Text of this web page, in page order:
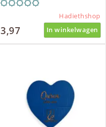
Hadiethshop
3,97 In winkelwagen